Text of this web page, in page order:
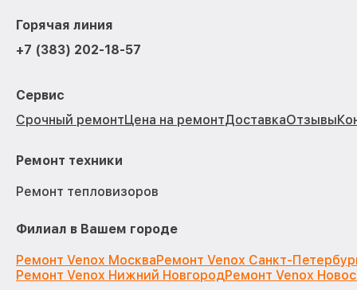
Горячая линия
+7 (383) 202-18-57
Сервис
Срочный ремонтЦена на ремонтДоставкаОтзывы
Ремонт техники
Ремонт тепловизоров
Филиал в Вашем городе
Ремонт Venox МоскваРемонт Venox Санкт-
Ремонт Venox Нижний НовгородРемонт Venox